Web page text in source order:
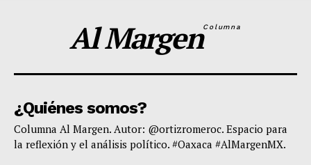
Al MargenColumna
¿Quiénes somos?
Columna Al Margen. Autor: @ortizromeroc. Espacio para
la reflexión y el análisis político. #Oaxaca #AlMargenMX.